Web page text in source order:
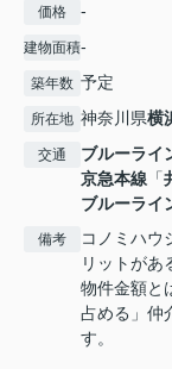
価格 -
建物面積-
築年数 予定
所在地 神奈川県横
交通 ブルーライ
京急本線 「
ブルーライ
備考
コノミハウ
リットがあ
物件金額と
占める」仲
す。